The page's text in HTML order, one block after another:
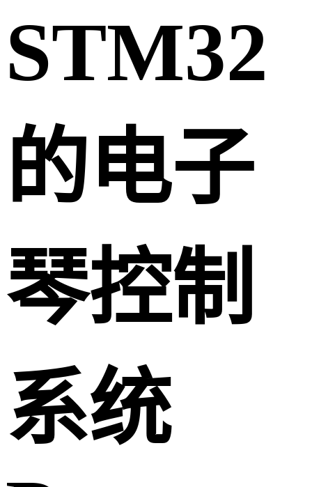
STM32
的电子
琴控制
系统